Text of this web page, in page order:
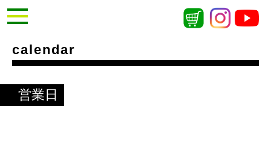
calendar
営業日